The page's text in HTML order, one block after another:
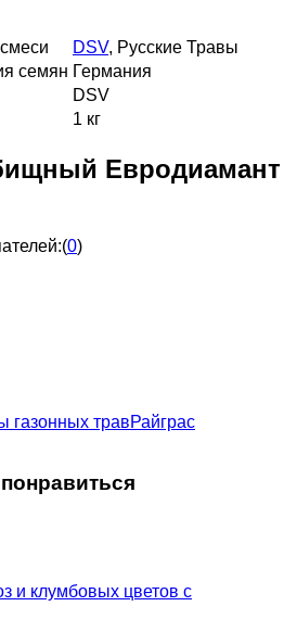
DSV, Русские Травы
семян Германия
DSV
1 кг
Евродиамант
(0)
газонных травРайграс